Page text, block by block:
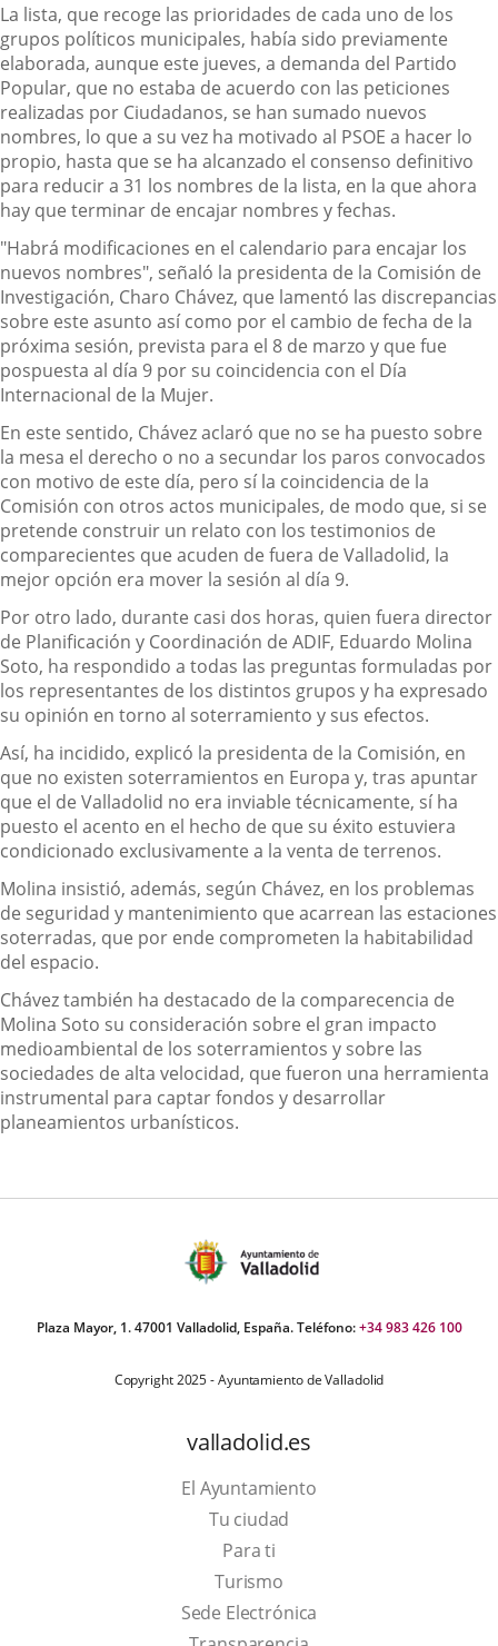
La lista, que recoge las prioridades de cada uno de los
grupos políticos municipales, había sido previamente
elaborada, aunque este jueves, a demanda del Partido
Popular, que no estaba de acuerdo con las peticiones
realizadas por Ciudadanos, se han sumado nuevos
nombres, lo que a su vez ha motivado al PSOE a hacer lo
propio, hasta que se ha alcanzado el consenso definitivo
para reducir a 31 los nombres de la lista, en la que ahora
hay que terminar de encajar nombres y fechas.
"Habrá modificaciones en el calendario para encajar los
nuevos nombres", señaló la presidenta de la Comisión de
Investigación, Charo Chávez, que lamentó las discrepancias
sobre este asunto así como por el cambio de fecha de la
próxima sesión, prevista para el 8 de marzo y que fue
pospuesta al día 9 por su coincidencia con el Día
Internacional de la Mujer.
En este sentido, Chávez aclaró que no se ha puesto sobre
la mesa el derecho o no a secundar los paros convocados
con motivo de este día, pero sí la coincidencia de la
Comisión con otros actos municipales, de modo que, si se
pretende construir un relato con los testimonios de
comparecientes que acuden de fuera de Valladolid, la
mejor opción era mover la sesión al día 9.
Por otro lado, durante casi dos horas, quien fuera director
de Planificación y Coordinación de ADIF, Eduardo Molina
Soto, ha respondido a todas las preguntas formuladas por
los representantes de los distintos grupos y ha expresado
su opinión en torno al soterramiento y sus efectos.
Así, ha incidido, explicó la presidenta de la Comisión, en
que no existen soterramientos en Europa y, tras apuntar
que el de Valladolid no era inviable técnicamente, sí ha
puesto el acento en el hecho de que su éxito estuviera
condicionado exclusivamente a la venta de terrenos.
Molina insistió, además, según Chávez, en los problemas
de seguridad y mantenimiento que acarrean las estaciones
soterradas, que por ende comprometen la habitabilidad
del espacio.
Chávez también ha destacado de la comparecencia de
Molina Soto su consideración sobre el gran impacto
medioambiental de los soterramientos y sobre las
sociedades de alta velocidad, que fueron una herramienta
instrumental para captar fondos y desarrollar
planeamientos urbanísticos.
Plaza Mayor, 1. 47001 Valladolid, España. Teléfono:+34 983 426 100
Copyright 2025 - Ayuntamiento de Valladolid
valladolid.es
El Ayuntamiento
Tu ciudad
Para ti
TurismoThis
link
Sede Electrónica